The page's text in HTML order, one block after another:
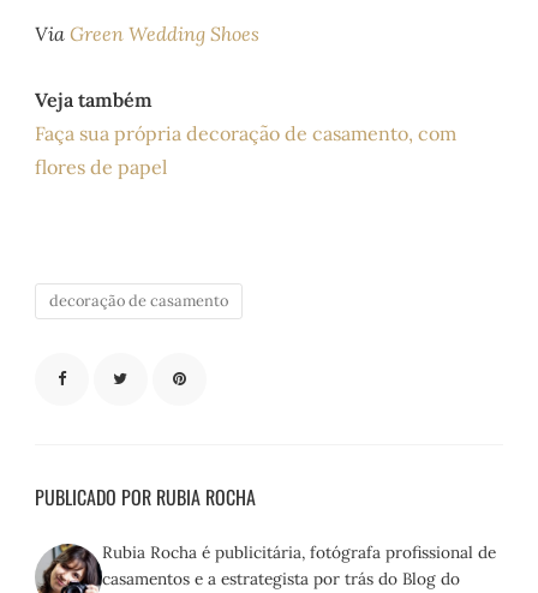
ViaGreen Wedding Shoes
Veja também
Faça sua própria decoração de casamento, com
flores de papel
decoração de casamento
PUBLICADO POR RUBIA ROCHA
Rubia Rocha é publicitária, fotógrafa profissional de
casamentos e a estrategista por trás do Blog do